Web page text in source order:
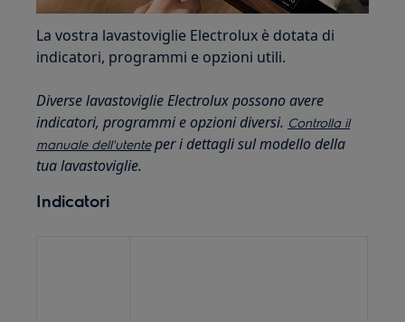
La vostra lavastoviglie Electrolux è dotata di
indicatori, programmi e opzioni utili.
Diverse lavastoviglie Electrolux possono avere
indicatori, programmi e opzioni diversi. Controlla il
manuale dell'utente per i dettagli sul modello della
tua lavastoviglie.
Indicatori